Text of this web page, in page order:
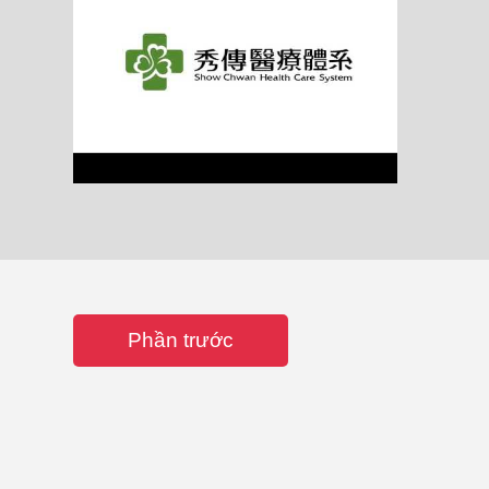
Phần trước